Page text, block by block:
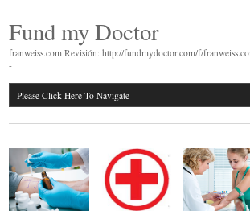
Fund my Doctor
franweiss.com Revisión: http://fundmydoctor.com/f/
-